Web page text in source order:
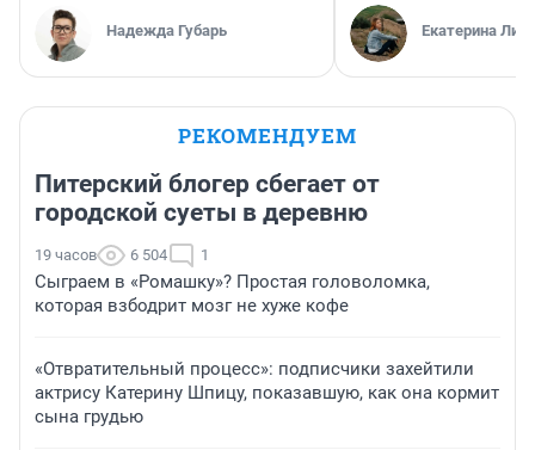
Надежда Губарь Екатерина
РЕКОМЕНДУЕМ
Питерский блогер сбегает от
городской суеты в деревню
19 часов 6 504 1
Сыграем в «Ромашку»? Простая головоломка,
которая взбодрит мозг не хуже кофе
«Отвратительный процесс»: подписчики захейтили
актрису Катерину Шпицу, показавшую, как она кормит
сына грудью